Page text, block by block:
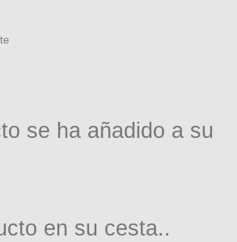
se ha añadido a su
en su cesta..